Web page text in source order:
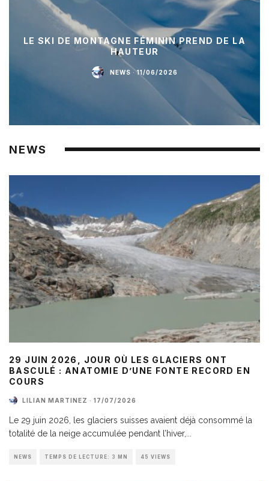
LE SKI DE MONTAGNE FÉMININ PREND DE LA
HAUTEUR
NEWS · 11/06/2026
NEWS
29 JUIN 2026, JOUR OÙ LES GLACIERS ONT
BASCULÉ : ANATOMIE D’UNE FONTE RECORD EN
COURS
LILIAN MARTINEZ · 17/07/2026
Le 29 juin 2026, les glaciers suisses avaient déjà consommé la
totalité de la neige accumulée pendant l’hiver,
NEWS TEMPS DE LECTURE: 3 MN 45 VIEWS